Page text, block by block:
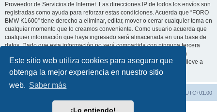
Este sitio web utiliza cookies para asegurar que
obtenga la mejor experiencia en nuestro sitio
web. Saber más
¡Lo entiendo!
Proveedor de Servicios de Internet. Las direcciones IP de todos los envíos son
registradas como ayuda para reforzar estas condiciones. Acuerda que “FORO
BMW K1600” tiene derecho a eliminar, editar, mover o cerrar cualquier tema en
cualquier momento que lo creamos conveniente. Como usuario acuerda que
cualquier información que haya ingresado será almacenada en una base de
datos. Dado que esta información no será compartida con ninguna tercera
parte sin su consentimiento, ni “FORO BMW K1600” ni phpBB podrán
considerarse responsables por cualquier intento de hacking que conlleve a
que los datos sean comprometidos.
UTC+01:00
Desarrollado porphpBB® Forum Software © phpBB Limited